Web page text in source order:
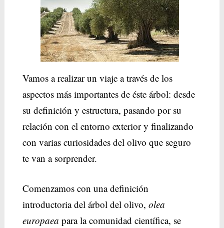
Vamos a realizar un viaje a través de los
aspectos más importantes de éste árbol: desde
su definición y estructura, pasando por su
relación con el entorno exterior y finalizando
con varias curiosidades del olivo que seguro
te van a sorprender.
Comenzamos con una definición
introductoria del árbol del olivo, olea
europaea para la comunidad científica, se